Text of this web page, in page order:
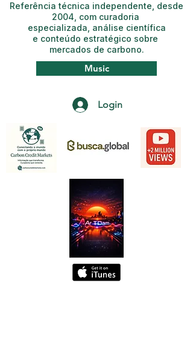
Login
Music
Referência técnica independente, desde
2004, com curadoria
especializada, análise científica
e conteúdo estratégico sobre
mercados de carbono.